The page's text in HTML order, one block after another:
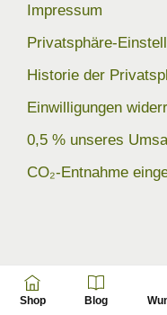
Shop Blog
Impressum
Privatsphäre-
Historie der
Einwilligungen
0,5 % unseres
CO₂-Entnahme
Copyright © 2026